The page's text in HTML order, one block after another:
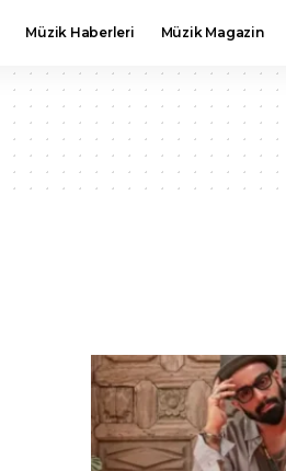
Müzik Haberleri Müzik Magazin